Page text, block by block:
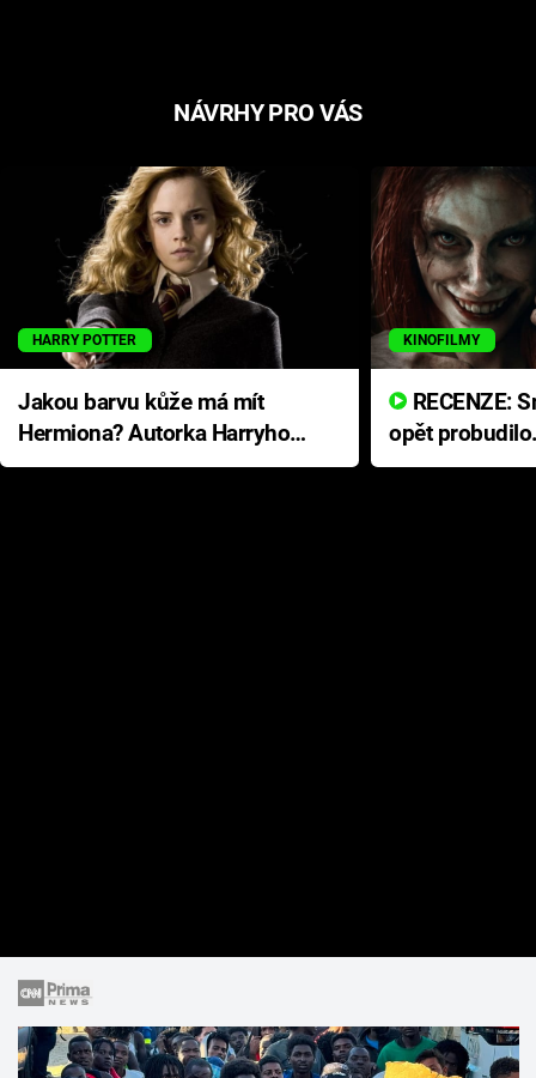
NÁVRHY PRO VÁS
HARRY POTTER
Jakou barvu kůže má mít
Hermiona? Autorka Harryho
Pottera přišla s ráznou
KINOFILMY
opět
přichází s